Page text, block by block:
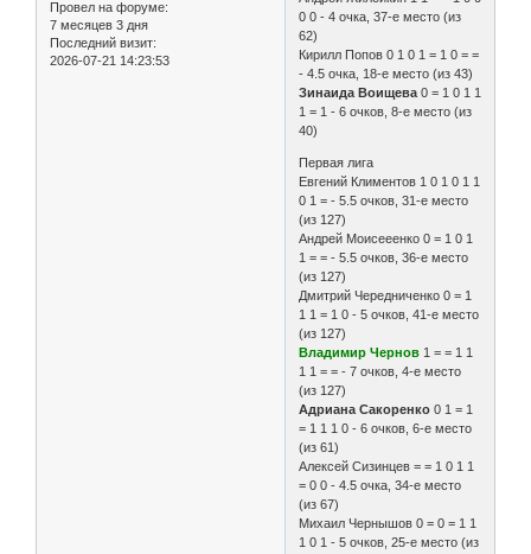
Провел на форуме:
7 месяцев 3 дня
Последний визит:
2026-07-21 14:23:53
0 0 - 4 очка, 37-е место (из
62)
Кирилл Попов 0 1 0 1 = 1 0 = =
- 4.5 очка, 18-е место (из 43)
Зинаида Воищева 0 = 1 0 1 1
1 = 1 - 6 очков, 8-е место (из
40)
Первая лига
Евгений Климентов 1 0 1 0 1 1
0 1 = - 5.5 очков, 31-е место
(из 127)
Андрей Моисееенко 0 = 1 0 1
1 = = - 5.5 очков, 36-е место
(из 127)
Дмитрий Чередниченко 0 = 1
1 1 = 1 0 - 5 очков, 41-е место
(из 127)
Владимир Чернов 1 = = 1 1
1 1 = = - 7 очков, 4-е место
(из 127)
Адриана Сакоренко 0 1 = 1
= 1 1 1 0 - 6 очков, 6-е место
(из 61)
Алексей Сизинцев = = 1 0 1 1
= 0 0 - 4.5 очка, 34-е место
(из 67)
Михаил Чернышов 0 = 0 = 1 1
1 0 1 - 5 очков, 25-е место (из